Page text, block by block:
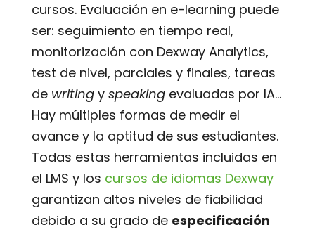
cursos. Evaluación en e-learning puede
ser: seguimiento en tiempo real,
monitorización con Dexway Analytics,
test de nivel, parciales y finales, tareas
de writingy speakingevaluadas por IA…
Hay múltiples formas de medir el
avance y la aptitud de sus estudiantes.
Todas estas herramientas incluidas en
el LMS y los cursos de idiomas Dexway
garantizan altos niveles de fiabilidad
debido a su grado de especificación